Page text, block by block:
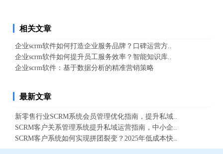
相关文章
企业scrm软件如何打造企业服务品牌？口碑运营方..
企业scrm软件如何提升员工服务效率？智能知识库..
企业scrm软件：基于数据分析的精准营销策略
最新文章
新零售行业SCRM系统会员管理优化指南，提升私域..
SCRM客户关系管理系统提升私域运营指南，中小企..
SCRM客户系统如何实现拼团裂变？2025年低成本快..